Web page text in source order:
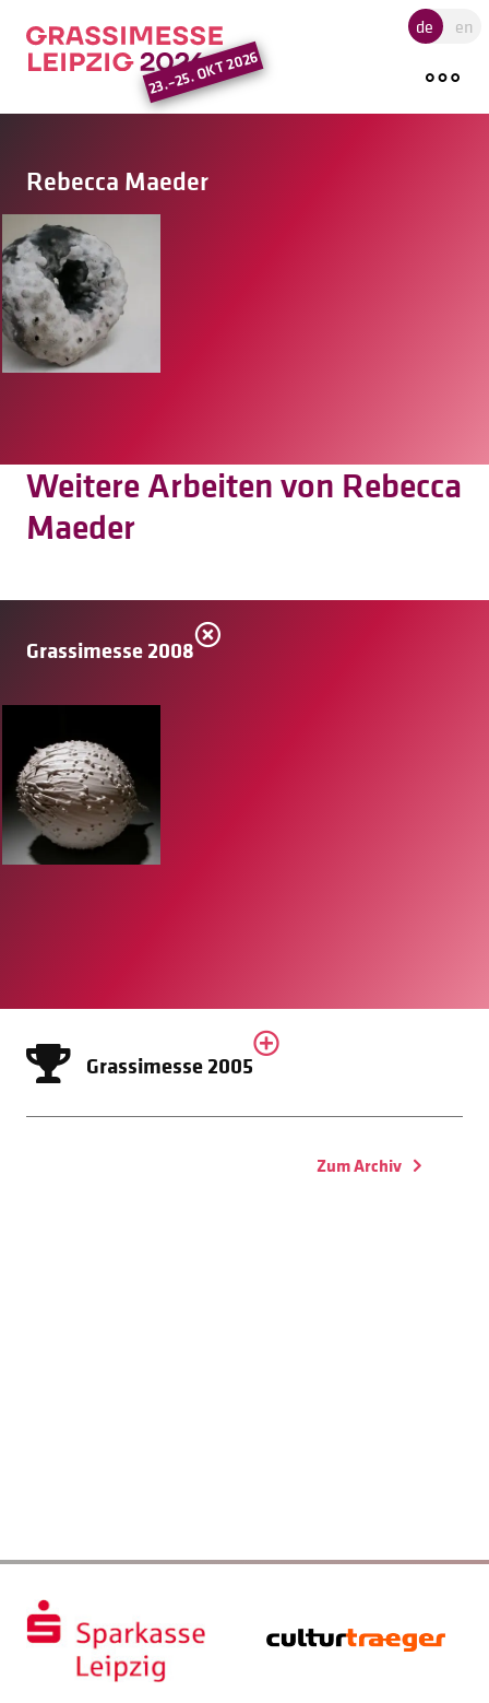
Hauptregion der Seite
23.–25. OKT 2026
de en
Rebecca Maeder
Weitere Arbeiten von Rebecca
Maeder
Grassimesse 2008
Grassimesse 2005
Zum Archiv